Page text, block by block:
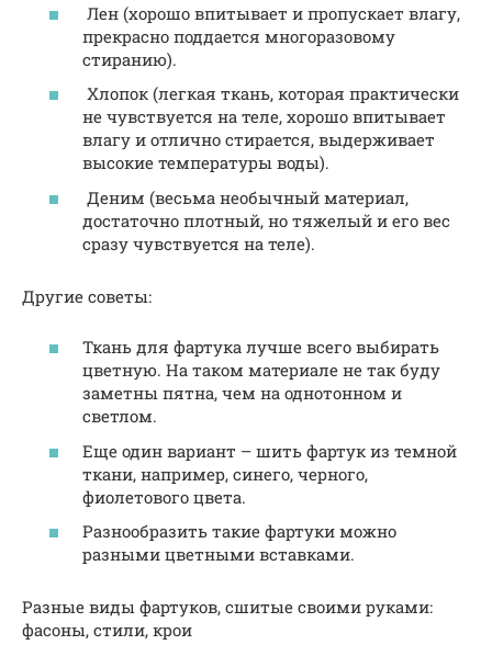
Лен (хорошо впитывает и пропускает влагу,
прекрасно поддается многоразовому
стиранию).
Хлопок (легкая ткань, которая практически
не чувствуется на теле, хорошо впитывает
влагу и отлично стирается, выдерживает
высокие температуры воды).
Деним (весьма необычный материал,
достаточно плотный, но тяжелый и его вес
сразу чувствуется на теле).
Другие советы:
Ткань для фартука лучше всего выбирать
цветную. На таком материале не так буду
заметны пятна, чем на однотонном и
светлом.
Еще один вариант – шить фартук из темной
ткани, например, синего, черного,
фиолетового цвета.
Разнообразить такие фартуки можно
разными цветными вставками.
Разные виды фартуков, сшитые своими руками:
фасоны, стили, крои